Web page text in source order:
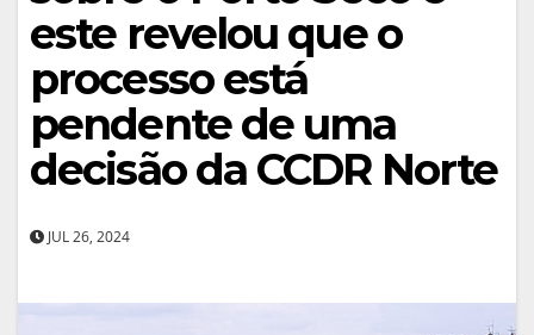
este revelou que o
processo está
pendente de uma
decisão da CCDR Norte
JUL 26, 2024